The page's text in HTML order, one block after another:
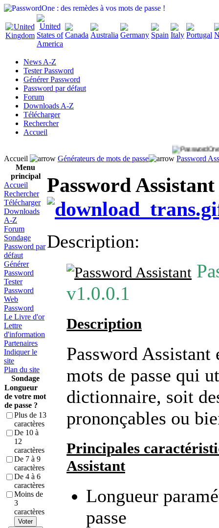
News A-Z
Tester Password
Générer Password
Password par défaut
Forum
Downloads A-Z
Télécharger
Rechercher
Accueil
Accueil Générateurs de mots de passe
Password
Menu
principal
Accueil
Rechercher
Télécharger
Downloads
A-Z
Forum
Sondage
Password par
défaut
Générer
Password
Tester
Password
Web
Password
Le Livre d'or
Lettre
d'information
Partenaires
Indiquer le
site
Plan du site
Sondage
Longueur
de votre mot
de passe ?
Plus de 13
caractères
De 10 à
12
caractères
De 7 à 9
caractères
De 4 à 6
caractères
Moins de
3
caractères
Voter
Password
Description:
v1.0.0.1
Description
Password Assistant
mots de passe qui
dictionnaire, soit
prononçables ou
Principales
Assistant
Longueur
passe